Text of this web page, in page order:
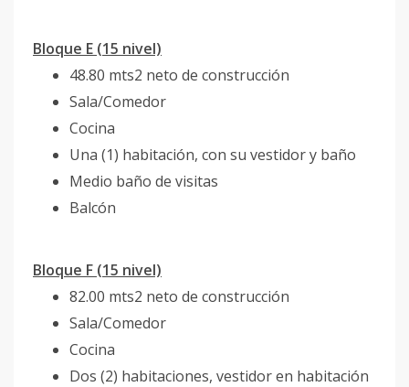
Bloque E (15 nivel)
48.80 mts2 neto de construcción
Sala/Comedor
Cocina
Una (1) habitación, con su vestidor y baño
Medio baño de visitas
Balcón
Bloque F (15 nivel)
82.00 mts2 neto de construcción
Sala/Comedor
Cocina
Dos (2) habitaciones, vestidor en habitación